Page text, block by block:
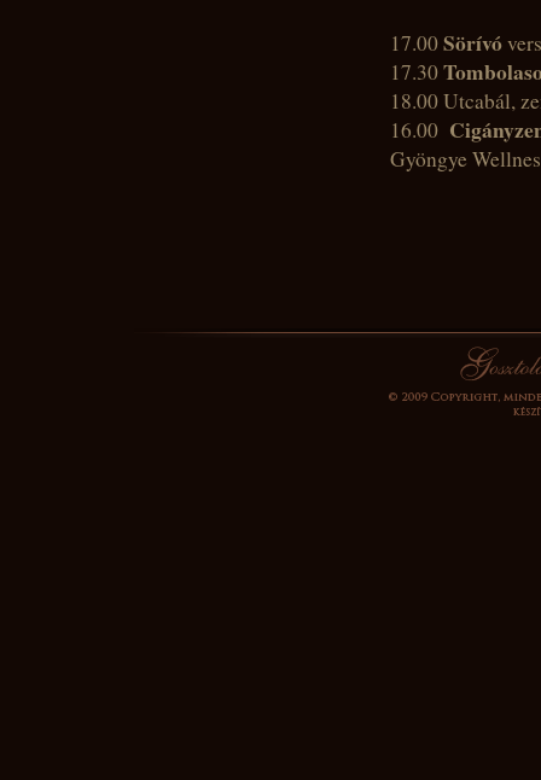
17.00Sörívó
17.30
18.00 Utcabál,
16.00
Gyöngye